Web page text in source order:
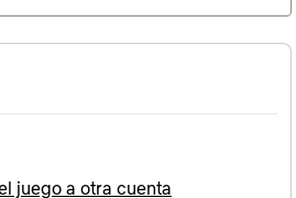
juego a otra cuenta